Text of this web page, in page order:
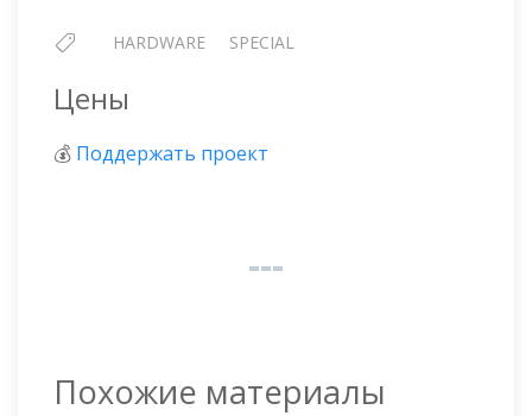
HARDWARE SPECIAL
Цены
💰 Поддержать проект
Похожие материалы